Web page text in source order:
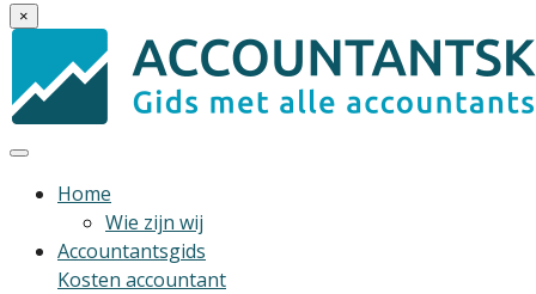
×
Home
Wie zijn wij
Accountantsgids
Kosten accountant